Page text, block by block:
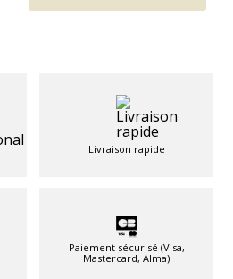
Livraison rapide
Paiement sécurisé (Visa,
Mastercard, Alma)